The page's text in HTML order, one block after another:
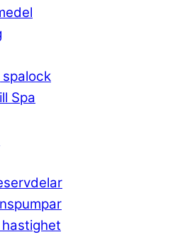
Spa
hastighet